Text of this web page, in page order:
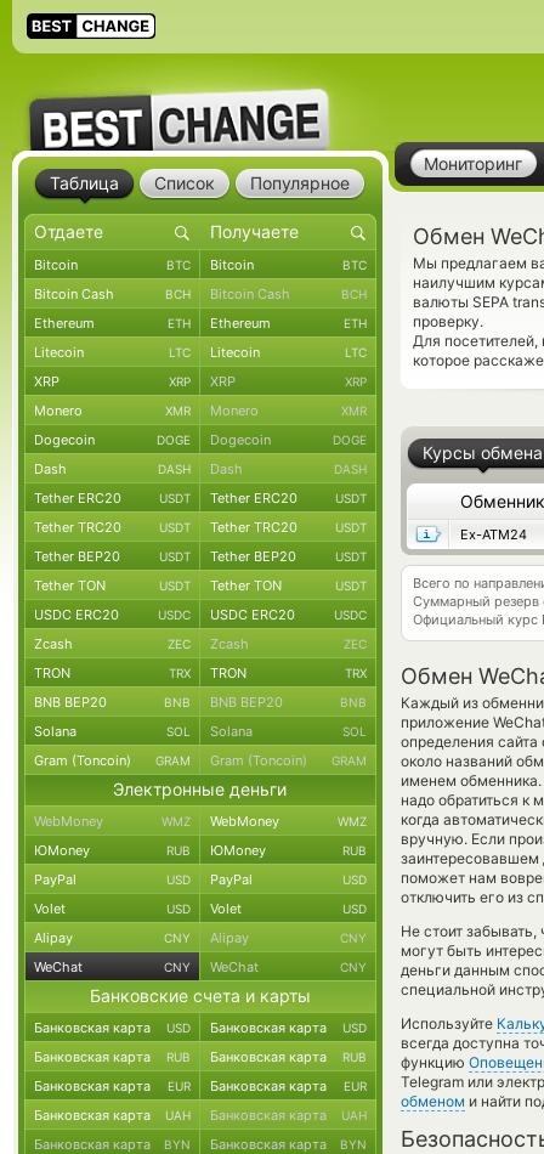
Мониторинг
Обмен
Мы предлагаем
наилучшим
валюты SEPA
проверку.
Для
которое
Курсы обмена
Обменник
Ex-ATM24
Всего по
Суммарный резерв
Официальный курс
Обмен
Каждый из
приложение
определения
около названий
именем
надо обратиться к
когда
вручную. Если
заинтересовавшем
поможет нам
отключить его из
Не стоит
могут быть
деньги данным
специальной
Используйте
всегда доступна
функцию
Telegram или
обменом и найти
Таблица Список Популярное
Bitcoin BTC Bitcoin BTC
Bitcoin Cash BCH Bitcoin Cash BCH
Ethereum ETH Ethereum ETH
Litecoin LTC Litecoin LTC
XRP XRP XRP XRP
Monero XMR Monero XMR
Dogecoin DOGE Dogecoin DOGE
Dash DASH Dash DASH
Tether ERC20 USDT Tether ERC20 USDT
Tether TRC20 USDT Tether TRC20 USDT
Tether BEP20 USDT Tether BEP20 USDT
Tether TON USDT Tether TON USDT
USDC ERC20 USDC USDC ERC20 USDC
Zcash ZEC Zcash ZEC
TRON TRX TRON TRX
BNB BEP20 BNB BNB BEP20 BNB
Solana SOL Solana SOL
Gram (Toncoin) GRAM Gram (Toncoin) GRAM
Электронные деньги
WebMoney WMZ WebMoney WMZ
ЮMoney RUB ЮMoney RUB
PayPal USD PayPal USD
Volet USD Volet USD
Alipay CNY Alipay CNY
WeChat CNY WeChat CNY
Банковские счета и карты
Банковская карта USD Банковская карта USD
Банковская карта RUB Банковская карта RUB
Банковская карта EUR Банковская карта EUR
Банковская карта UAH Банковская карта UAH
Банковская карта BYN Банковская карта BYN